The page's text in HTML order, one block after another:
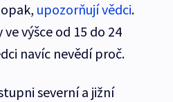
upozorňují vědci.
výšce od 15 do 24
navíc nevědí proč.
severní a jižní